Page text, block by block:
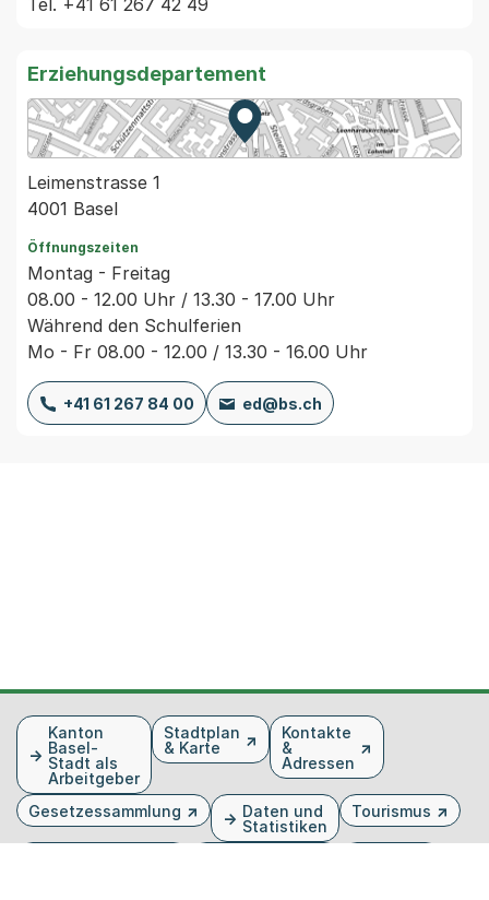
Erziehungsdepartement
Zur Karte von MapBS.
Externer Link, wird in einem
Leimenstrasse 1
4001 Basel
Öffnungszeiten
Montag - Freitag
08.00 - 12.00 Uhr / 13.30 - 17.00 Uhr
Während den Schulferien
Mo - Fr 08.00 - 12.00 / 13.30 - 16.00 Uhr
+41 61 267 84 00 ed@bs.ch
FusszeileKanton
Basel-
Stadt als
Arbeitgeber
Stadtplan
& Karte
Kontakte
&
Adressen
Gesetzessammlung
Daten und
Statistiken
Tourismus